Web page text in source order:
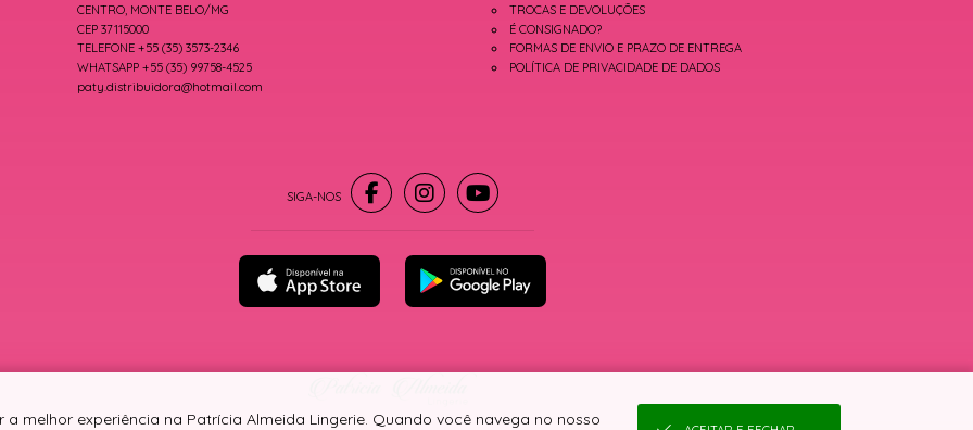
CENTRO, MONTE BELO/MG
CEP 37115000
TELEFONE +55 (35) 3573-2346
WHATSAPP +55 (35) 99758-4525
paty.distribuidora@hotmail.com
TROCAS E DEVOLUÇÕES
É CONSIGNADO?
FORMAS DE ENVIO E PRAZO DE ENTREGA
POLÍTICA DE PRIVACIDADE DE DADOS
melhor experiência na Patrícia Almeida Lingerie. Quando você navega no nosso